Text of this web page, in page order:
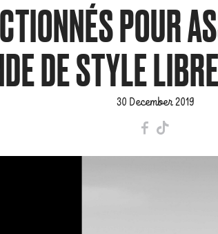
POUR
DE STYLE
30 December 2019
F T